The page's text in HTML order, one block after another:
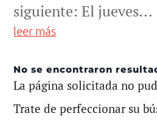
siguiente: El jueves...
leer más
No se encontraron
La página solicitada no
Trate de perfeccionar su